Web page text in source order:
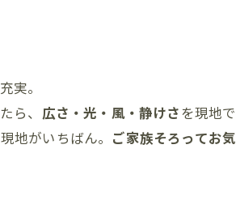
実。
ら、 広さ・光・風・静けさを現地
地がいちばん。 ご家族そろってお